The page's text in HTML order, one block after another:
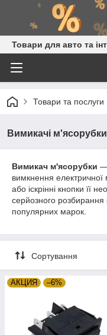
Товари для авто та
Товари та послуги
Вимикачі м'ясорубки
Вимикач м'ясорубки —
вимкнення
або іскрінні кнопки її
серйозного розбирання
популярних марок.
Сортування
АКЦИЯ –6%